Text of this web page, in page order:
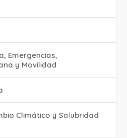
Emergencias,
y Movilidad
Climático y Salubridad